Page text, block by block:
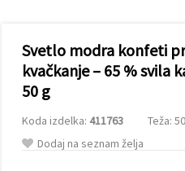
»Sprejmi
vse!« se
lahko
strinjate z
uporabo
vseh
piškotkov.
Ali pa v
Nastavitvah
Svetlo modra konfeti
kvačkanje – 65 % svila
50 g
Koda izdelka: 411763
Teža:
Dodaj na seznam želja